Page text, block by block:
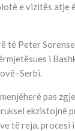
e vizitës atje
të Peter
i
pas
ekzistojnë
të reja, procesi